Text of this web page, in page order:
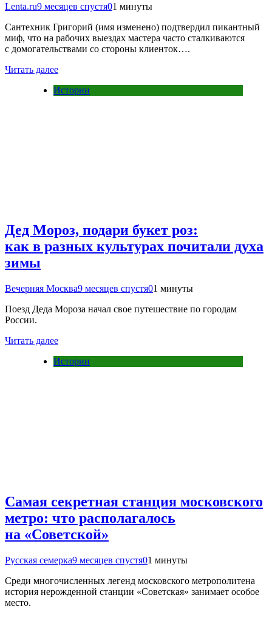
Lenta.ru9 месяцев спустя01 минуты
Сантехник Григорий (имя изменено) подтвердил пикантный
миф, что на рабочих выездах мастера часто сталкиваются
с домогательствами со стороны клиенток….
Читать далее
Истории
Дед Мороз, подари букет роз:
как в разных культурах почитали духа
зимы
Вечерняя Москва9 месяцев спустя01 минуты
Поезд Деда Мороза начал свое путешествие по городам
России.
Читать далее
Истории
Самая секретная станция московского
метро: что располагалось
на «Советской»
Русская семерка9 месяцев спустя01 минуты
Среди многочисленных легенд московского метрополитена
история нерожденной станции «Советская» занимает особое
место.